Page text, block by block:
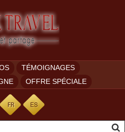
TÉMOIGNAGES
OFFRE SPÉCIALE